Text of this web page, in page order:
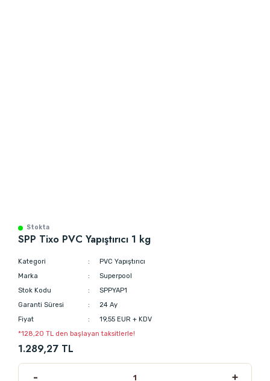
Stokta
SPP Tixo PVC Yapıştırıcı 1 kg
Kategori
PVC Yapıştırıcı
Marka
Superpool
Stok Kodu
SPPYAP1
Garanti Süresi
24 Ay
Fiyat
19,55 EUR + KDV
*128,20 TL den başlayan taksitlerle!
1.289,27 TL